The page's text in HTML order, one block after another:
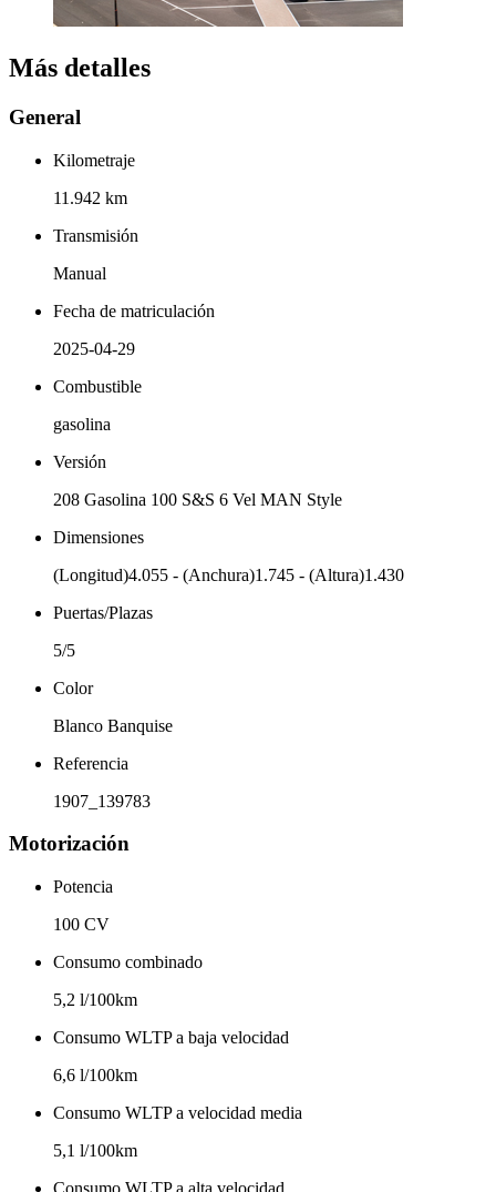
Más detalles
General
Kilometraje
11.942 km
Transmisión
Manual
Fecha de matriculación
2025-04-29
Combustible
gasolina
Versión
208 Gasolina 100 S&S 6 Vel MAN Style
Dimensiones
(Longitud)4.055 - (Anchura)1.745 - (Altura)1.430
Puertas/Plazas
5/5
Color
Blanco Banquise
Referencia
1907_139783
Motorización
Potencia
100 CV
Consumo combinado
5,2 l/100km
Consumo WLTP a baja velocidad
6,6 l/100km
Consumo WLTP a velocidad media
5,1 l/100km
Consumo WLTP a alta velocidad